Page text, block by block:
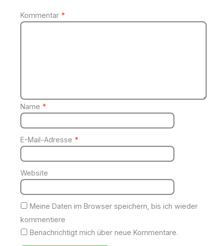
Kommentar *
Name *
E-Mail-Adresse *
Website
Meine Daten im Browser speichern, bis ich wieder
kommentiere
Benachrichtigt mich über neue Kommentare.